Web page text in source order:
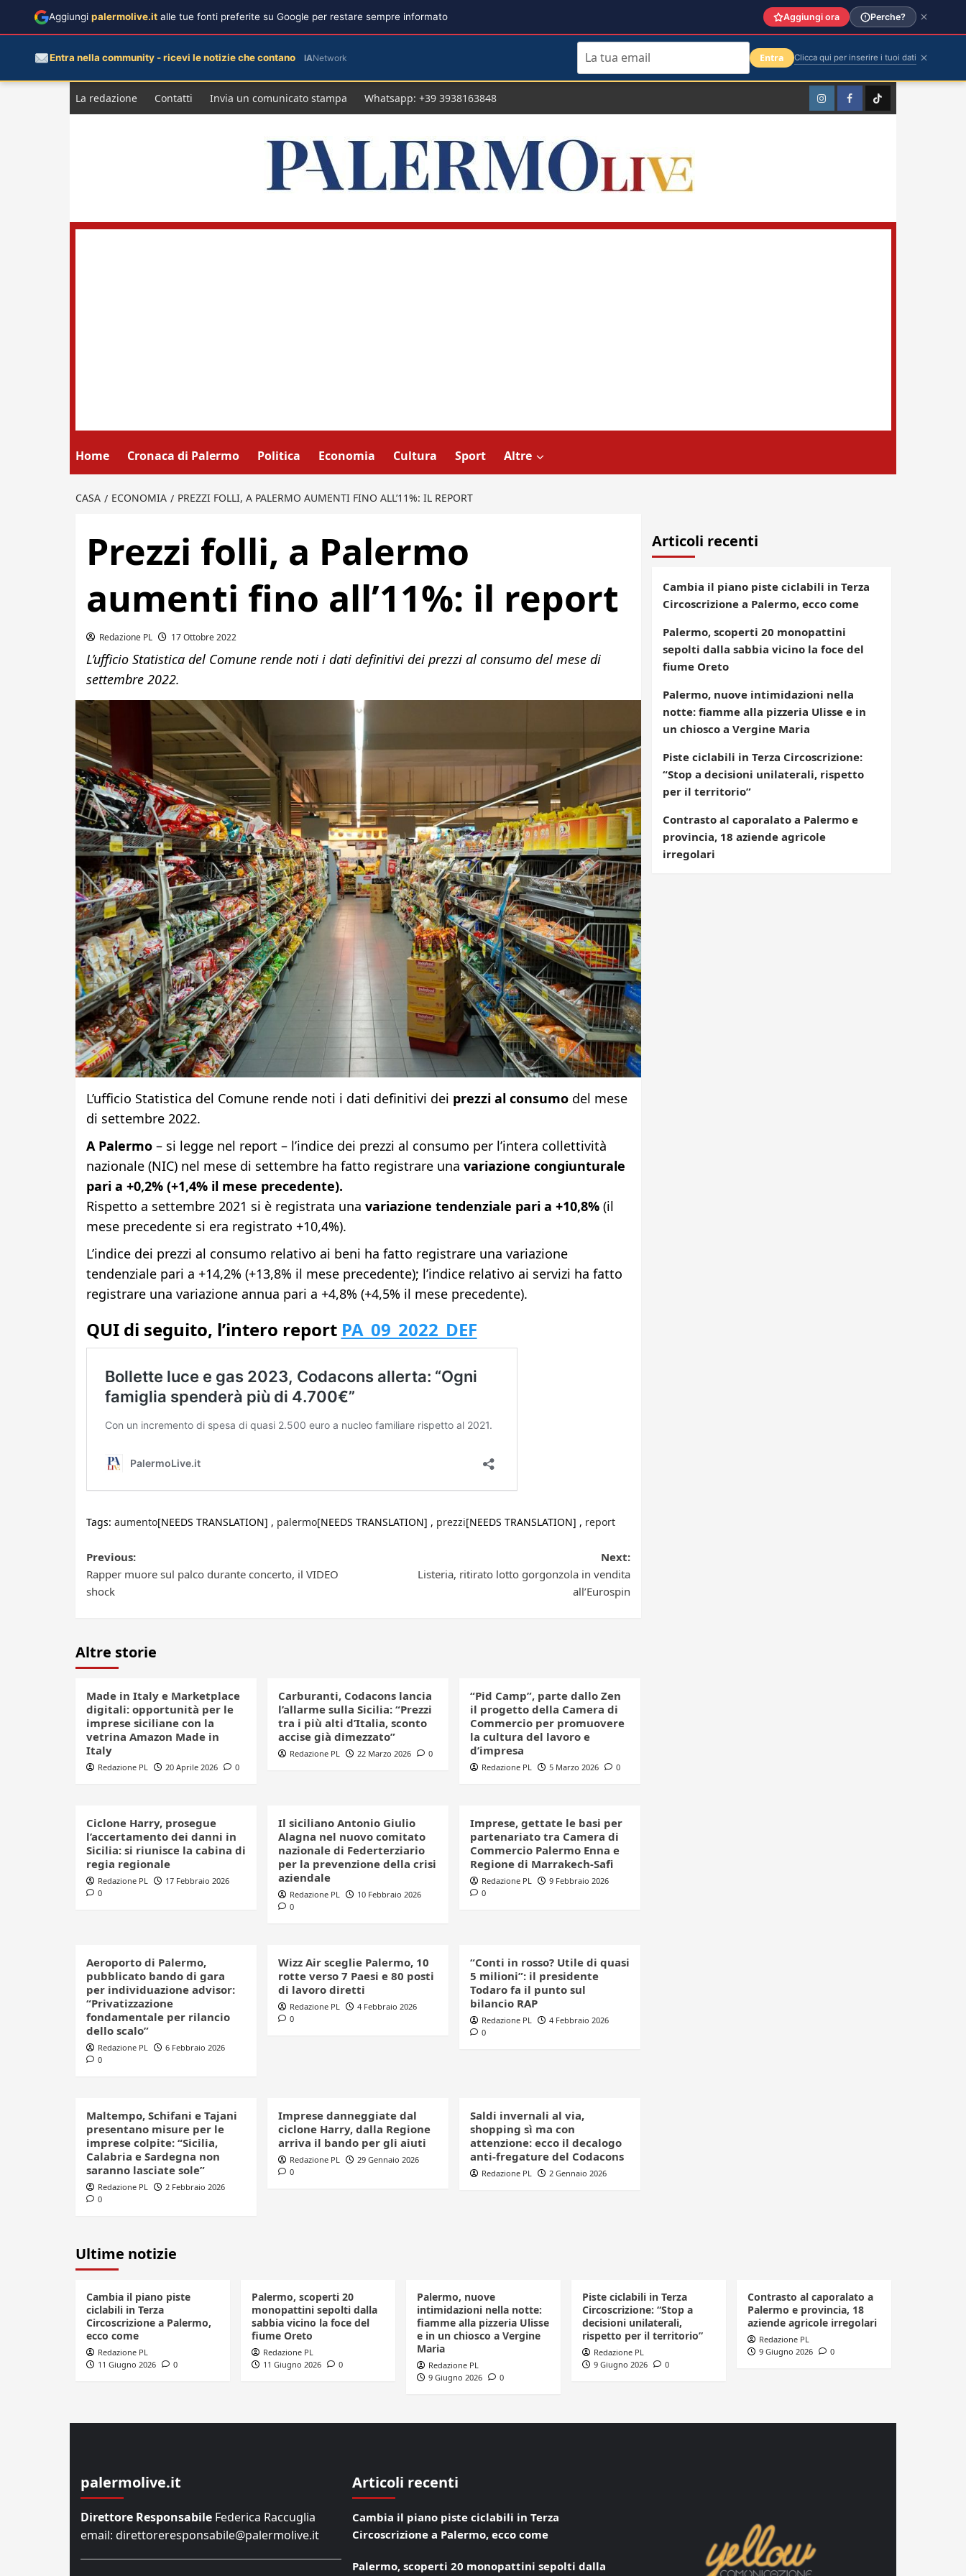
La redazione Contatti Invia un comunicato stampa Whatsapp: +39 3938163848 InstagramFacebookTikTok
Home Cronaca di Palermo Politica Economia Cultura Sport Altre
CASA ECONOMIA PREZZI FOLLI, A PALERMO AUMENTI FINO ALL’11%: IL REPORT
Prezzi folli, a Palermo
aumenti fino all’11%: il report
Redazione PL 17 Ottobre 2022
L’ufficio Statistica del Comune rende noti i dati definitivi dei prezzi al consumo del mese di
settembre 2022.
L’ufficio Statistica del Comune rende noti i dati definitivi dei prezzi al consumodel mese
di settembre 2022.
A Palermo– si legge nel report – l’indice dei prezzi al consumo per l’intera collettività
nazionale (NIC) nel mese di settembre ha fatto registrare una variazione congiunturale
pari a +0,2% (+1,4% il mese precedente).
Rispetto a settembre 2021 si è registrata una variazione tendenziale pari a +10,8%(il
mese precedente si era registrato +10,4%).
L’indice dei prezzi al consumo relativo ai beni ha fatto registrare una variazione
tendenziale pari a +14,2% (+13,8% il mese precedente); l’indice relativo ai servizi ha fatto
registrare una variazione annua pari a +4,8% (+4,5% il mese precedente).
QUI di seguito, l’intero report PA_09_2022_DEF
Tags: aumento[NEEDS TRANSLATION] , palermo[NEEDS TRANSLATION] , prezzi[NEEDS TRANSLATION] , report
Post
navigation
Previous:
Rapper muore sul palco durante concerto, il VIDEO
shock
Next:
Listeria, ritirato lotto gorgonzola in vendita
all’Eurospin
Altre storie
Made in Italy e Marketplace
digitali: opportunità per le
imprese siciliane con la
vetrina Amazon Made in
Italy
Redazione PL 20 Aprile 2026 0
Carburanti, Codacons lancia
l’allarme sulla Sicilia: “Prezzi
tra i più alti d’Italia, sconto
accise già dimezzato”
Redazione PL 22 Marzo 2026 0
“Pid Camp”, parte dallo Zen
il progetto della Camera di
Commercio per promuovere
la cultura del lavoro e
d’impresa
Redazione PL 5 Marzo 2026 0
Ciclone Harry, prosegue
l’accertamento dei danni in
Sicilia: si riunisce la cabina di
regia regionale
Redazione PL
17 Febbraio 2026
0
Il siciliano Antonio Giulio
Alagna nel nuovo comitato
nazionale di Federterziario
per la prevenzione della crisi
aziendale
Redazione PL
10 Febbraio 2026
0
Imprese, gettate le basi per
partenariato tra Camera di
Commercio Palermo Enna e
Regione di Marrakech-Safi
Redazione PL
9 Febbraio 2026
0
Aeroporto di Palermo,
pubblicato bando di gara
per individuazione advisor:
“Privatizzazione
fondamentale per rilancio
dello scalo”
Redazione PL
6 Febbraio 2026
0
Wizz Air sceglie Palermo, 10
rotte verso 7 Paesi e 80 posti
di lavoro diretti
Redazione PL
4 Febbraio 2026
0
“Conti in rosso? Utile di quasi
5 milioni”: il presidente
Todaro fa il punto sul
bilancio RAP
Redazione PL
4 Febbraio 2026
0
Maltempo, Schifani e Tajani
presentano misure per le
imprese colpite: “Sicilia,
Calabria e Sardegna non
saranno lasciate sole”
Redazione PL
2 Febbraio 2026
0
Imprese danneggiate dal
ciclone Harry, dalla Regione
arriva il bando per gli aiuti
Redazione PL
29 Gennaio 2026
0
Saldi invernali al via,
shopping sì ma con
attenzione: ecco il decalogo
anti-fregature del Codacons
Redazione PL 2 Gennaio 2026
Articoli recenti
Cambia il piano piste ciclabili in Terza
Circoscrizione a Palermo, ecco come
Palermo, scoperti 20 monopattini
sepolti dalla sabbia vicino la foce del
fiume Oreto
Palermo, nuove intimidazioni nella
notte: fiamme alla pizzeria Ulisse e in
un chiosco a Vergine Maria
Piste ciclabili in Terza Circoscrizione:
“Stop a decisioni unilaterali, rispetto
per il territorio”
Contrasto al caporalato a Palermo e
provincia, 18 aziende agricole
irregolari
Ultime notizie
Cambia il piano piste
ciclabili in Terza
Circoscrizione a Palermo,
ecco come
Redazione PL
11 Giugno 2026
0
Palermo, scoperti 20
monopattini sepolti dalla
sabbia vicino la foce del
fiume Oreto
Redazione PL
11 Giugno 2026
0
Palermo, nuove
intimidazioni nella notte:
fiamme alla pizzeria Ulisse
e in un chiosco a Vergine
Maria
Redazione PL
9 Giugno 2026
0
Piste ciclabili in Terza
Circoscrizione: “Stop a
decisioni unilaterali,
rispetto per il territorio”
Redazione PL
9 Giugno 2026
0
Contrasto al caporalato a
Palermo e provincia, 18
aziende agricole irregolari
Redazione PL
9 Giugno 2026
0
palermolive.it
Direttore Responsabile Federica Raccuglia
email: direttoreresponsabile@palermolive.it
Articoli recenti
Cambia il piano piste ciclabili in Terza
Circoscrizione a Palermo, ecco come
Palermo, scoperti 20 monopattini sepolti dalla
Aggiungi palermolive.it alle tue fonti preferite su Google per restare sempre informato Aggiungi ora Perche?
Entra nella community - ricevi le notizie che contano IANetwork Entra Clicca qui per inserire i tuoi dati